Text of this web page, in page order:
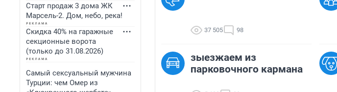
Старт продаж 3 дома ЖК
Марсель-2. Дом, небо, река!
Скидка 40% на гаражные
секционные ворота
(только до 31.08.2026)
Самый сексуальный мужчина
Турции: чем Омер из
37 505 98
зыезжаем из
парковочного кармана